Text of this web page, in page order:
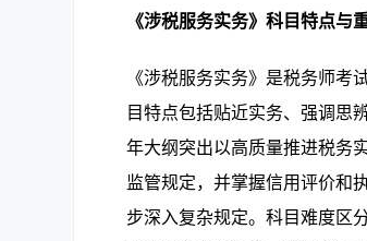
《涉税服务实务》科目特点与
《涉税服务实务》是税务师
目特点包括贴近实务、强调思
年大纲突出以高质量推进税务
监管规定，并掌握信用评价和
步深入复杂规定。科目难度区